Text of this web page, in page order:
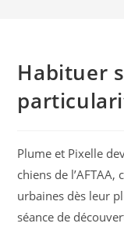
Habituer
Plume et Pixelle
chiens de
urbaines dès leur
séance de